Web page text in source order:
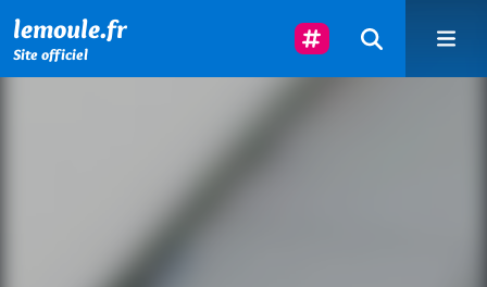
lemoule.fr
Site officiel
Suivez-Nous